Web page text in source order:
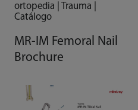
ortopedia | Trauma |
Catálogo
MR-IM Femoral Nail
Brochure